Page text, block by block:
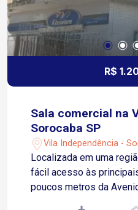
R$
Sala comercial na
Sorocaba SP
Vila Independência -
Localizada em uma
fácil acesso às principais vias Esta
poucos metros da